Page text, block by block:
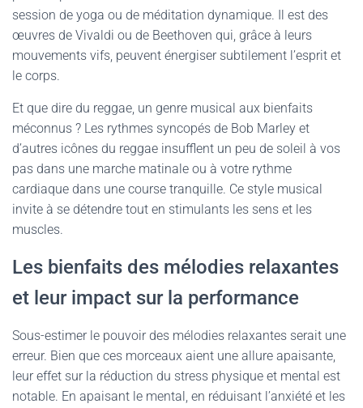
session de yoga ou de méditation dynamique. Il est des
œuvres de Vivaldi ou de Beethoven qui, grâce à leurs
mouvements vifs, peuvent énergiser subtilement l’esprit et
le corps.
Et que dire du reggae, un genre musical aux bienfaits
méconnus ? Les rythmes syncopés de Bob Marley et
d’autres icônes du reggae insufflent un peu de soleil à vos
pas dans une marche matinale ou à votre rythme
cardiaque dans une course tranquille. Ce style musical
invite à se détendre tout en stimulants les sens et les
muscles.
Les bienfaits des mélodies relaxantes
et leur impact sur la performance
Sous-estimer le pouvoir des mélodies relaxantes serait une
erreur. Bien que ces morceaux aient une allure apaisante,
leur effet sur la réduction du stress physique et mental est
notable. En apaisant le mental, en réduisant l’anxiété et les